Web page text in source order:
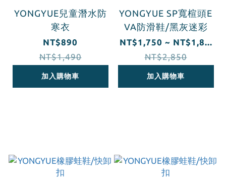
YONGYUE兒童潛水防
寒衣
NT$890
NT$1,490
加入購物車
YONGYUE SP寬楦頭E
VA防滑鞋/黑灰迷彩
NT$1,750 ~ NT$1,8...
NT$2,850
加入購物車